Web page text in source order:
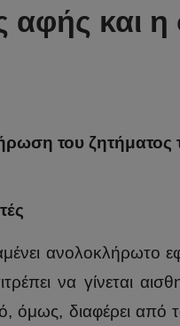
αφής και
του ζητήματος
ανολοκλήρωτο
να γίνεται
όμως, διαφέρει από